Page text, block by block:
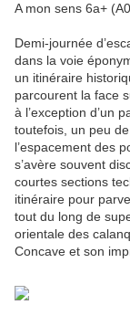
A mon sens 6a+
Demi-journée
dans la voie
un itinéraire
parcourent la face
à l’exception d’un
toutefois, un peu
l’espacement des
s’avère souvent
courtes sections
itinéraire pour
tout du long de
orientale des
Concave et son